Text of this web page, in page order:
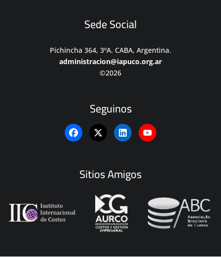
Sede Social
Pichincha 364, 3ºA. CABA, Argentina.
administracion@iapuco.org.ar
©2026
Seguinos
Sitios Amigos